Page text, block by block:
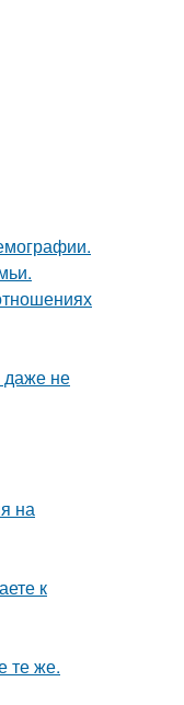
даже не
на
к
те же.